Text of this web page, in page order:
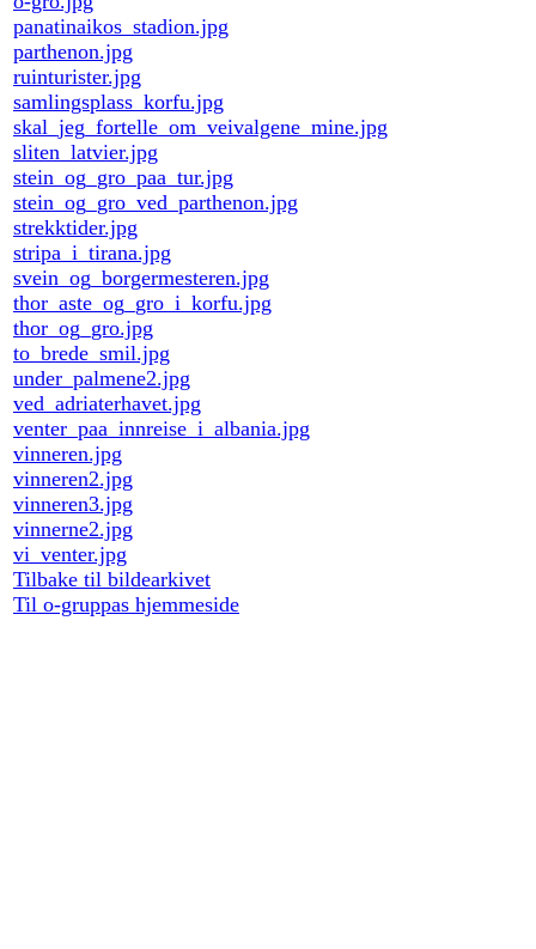
panatinaikos_stadion.jpg
parthenon.jpg
ruinturister.jpg
samlingsplass_korfu.jpg
skal_jeg_fortelle_om_veivalgene_mine.jpg
sliten_latvier.jpg
stein_og_gro_paa_tur.jpg
stein_og_gro_ved_parthenon.jpg
strekktider.jpg
stripa_i_tirana.jpg
svein_og_borgermesteren.jpg
thor_aste_og_gro_i_korfu.jpg
thor_og_gro.jpg
to_brede_smil.jpg
under_palmene2.jpg
ved_adriaterhavet.jpg
venter_paa_innreise_i_albania.jpg
vinneren.jpg
vinneren2.jpg
vinneren3.jpg
vinnerne2.jpg
vi_venter.jpg
Tilbake til bildearkivet
Til o-gruppas hjemmeside